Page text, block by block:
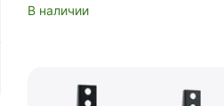
В наличии